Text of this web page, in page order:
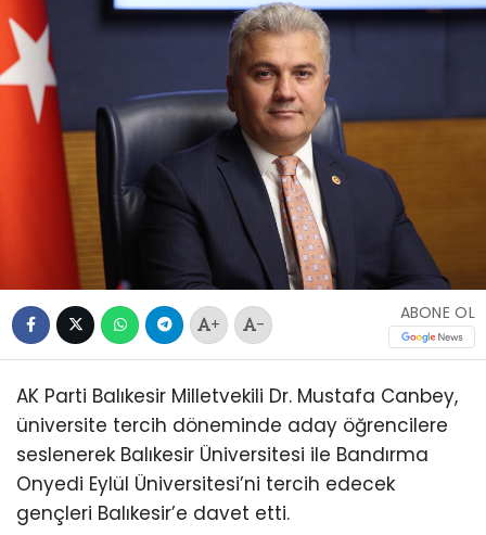
+ -
ABONE OL
AK Parti Balıkesir Milletvekili Dr. Mustafa Canbey,
üniversite tercih döneminde aday öğrencilere
seslenerek Balıkesir Üniversitesi ile Bandırma
Onyedi Eylül Üniversitesi’ni tercih edecek
gençleri Balıkesir’e davet etti.